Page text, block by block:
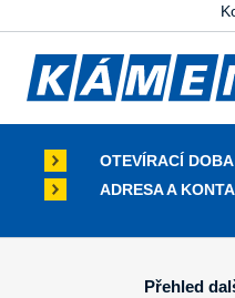
OTEVÍRACÍ
ADRESA A
Přehled